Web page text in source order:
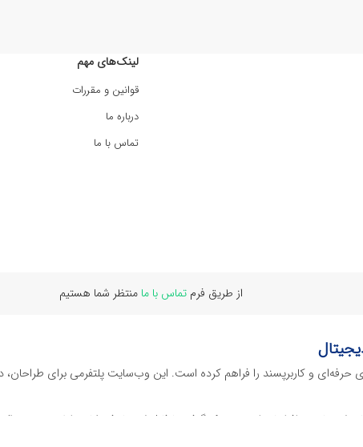
لینک‌های مهم
قوانین و مقررات
درباره ما
تماس با ما
از طریق فرمتماس با ما منتظر شما هستیم
حرفه‌ای و کاربرپسند را فراهم کرده است. این وب‌سایت‌ پلتفرمی برای
باز نرم افراهای ادیت ویدئو گرفته تا فایل لایه باز فتوشاپ، ایلاستریتور
گوشه‌ای از محصولات افرافایل پرداخته‌ایم: